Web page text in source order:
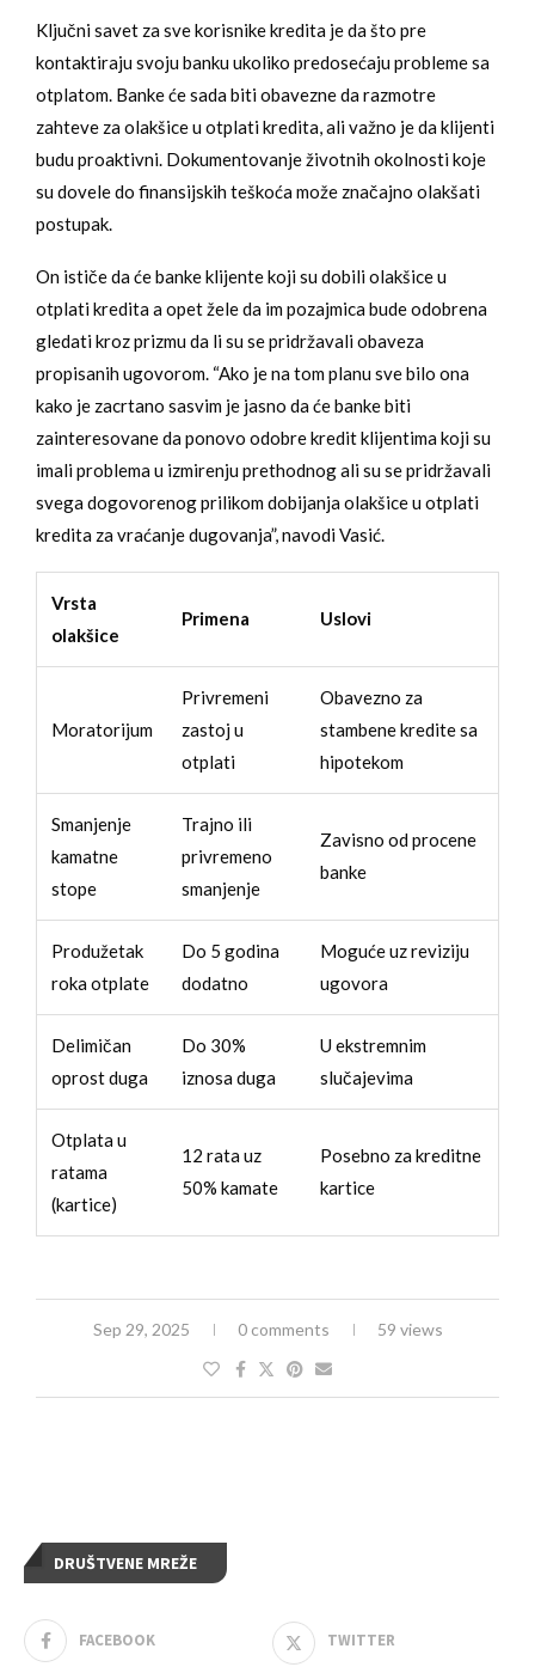
Ključni savet za sve korisnike kredita je da što pre
kontaktiraju svoju banku ukoliko predosećaju probleme sa
otplatom. Banke će sada biti obavezne da razmotre
zahteve za olakšice u otplati kredita, ali važno je da klijenti
budu proaktivni. Dokumentovanje životnih okolnosti koje
su dovele do finansijskih teškoća može značajno olakšati
postupak.
On ističe da će banke klijente koji su dobili olakšice u
otplati kredita a opet žele da im pozajmica bude odobrena
gledati kroz prizmu da li su se pridržavali obaveza
propisanih ugovorom. “Ako je na tom planu sve bilo ona
kako je zacrtano sasvim je jasno da će banke biti
zainteresovane da ponovo odobre kredit klijentima koji su
imali problema u izmirenju prethodnog ali su se pridržavali
svega dogovorenog prilikom dobijanja olakšice u otplati
kredita za vraćanje dugovanja”, navodi Vasić.
Vrsta
olakšice
Primena Uslovi
Moratorijum
Privremeni
zastoj u
otplati
Obavezno za
stambene kredite sa
hipotekom
Smanjenje
kamatne
stope
Trajno ili
privremeno
smanjenje
Zavisno od procene
banke
Produžetak
roka otplate
Do 5 godina
dodatno
Moguće uz reviziju
ugovora
Delimičan
oprost duga
Do 30%
iznosa duga
U ekstremnim
slučajevima
Otplata u
ratama
(kartice)
12 rata uz
50% kamate
Posebno za kreditne
kartice
Sep 29, 2025 0 comments 59 views
DRUŠTVENE MREŽE
FACEBOOK TWITTER